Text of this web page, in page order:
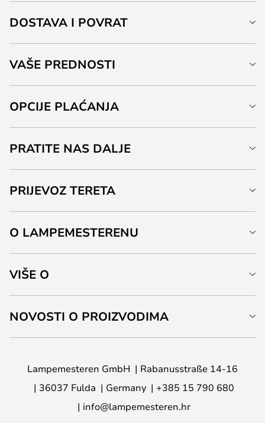
DOSTAVA I POVRAT
VAŠE PREDNOSTI
OPCIJE PLAĆANJA
PRATITE NAS DALJE
PRIJEVOZ TERETA
O LAMPEMESTERENU
VIŠE O
NOVOSTI O PROIZVODIMA
Lampemesteren GmbH
Rabanusstraße 14-16
36037 Fulda
Germany
+385 15 790 680
info@lampemesteren.hr